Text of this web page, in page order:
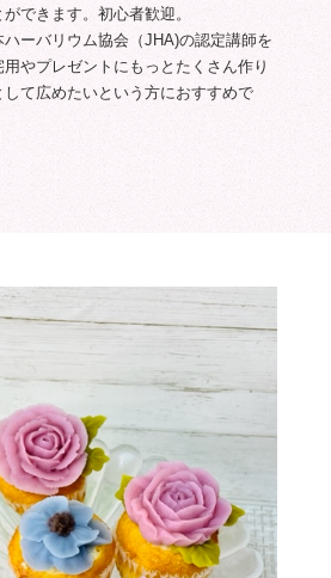
できます。初心者歓迎。
ーバリウム協会（JHA)の認定講師を
やプレゼントにもっとたくさん作り
て広めたいという方におすすめで